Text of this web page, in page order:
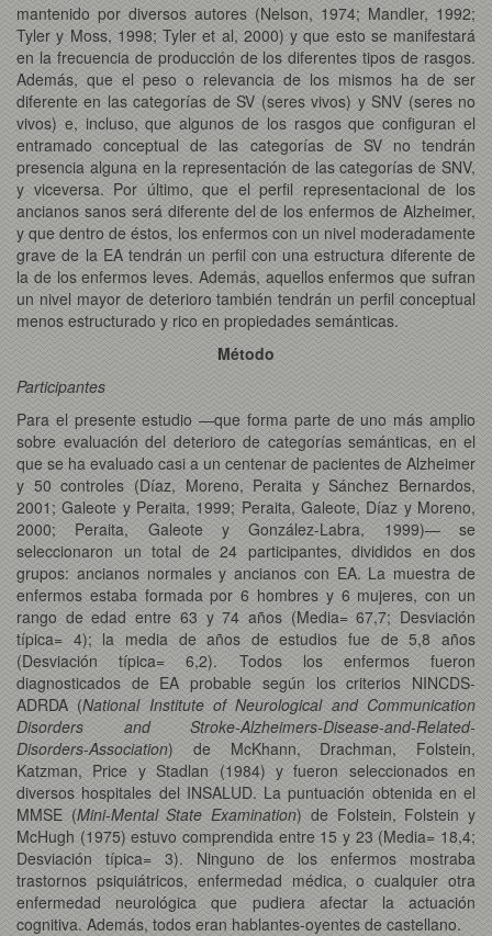
mantenido por diversos autores (Nelson, 1974; Mandler, 1992;
Tyler y Moss, 1998; Tyler et al, 2000) y que esto se manifestará
en la frecuencia de producción de los diferentes tipos de rasgos.
Además, que el peso o relevancia de los mismos ha de ser
diferente en las categorías de SV (seres vivos) y SNV (seres no
vivos) e, incluso, que algunos de los rasgos que configuran el
entramado conceptual de las categorías de SV no tendrán
presencia alguna en la representación de las categorías de SNV,
y viceversa. Por último, que el perfil representacional de los
ancianos sanos será diferente del de los enfermos de Alzheimer,
y que dentro de éstos, los enfermos con un nivel moderadamente
grave de la EA tendrán un perfil con una estructura diferente de
la de los enfermos leves. Además, aquellos enfermos que sufran
un nivel mayor de deterioro también tendrán un perfil conceptual
menos estructurado y rico en propiedades semánticas.
Método
Participantes
Para el presente estudio —que forma parte de uno más amplio
sobre evaluación del deterioro de categorías semánticas, en el
que se ha evaluado casi a un centenar de pacientes de Alzheimer
y 50 controles (Díaz, Moreno, Peraita y Sánchez Bernardos,
2001; Galeote y Peraita, 1999; Peraita, Galeote, Díaz y Moreno,
2000; Peraita, Galeote y González-Labra, 1999)— se
seleccionaron un total de 24 participantes, divididos en dos
grupos: ancianos normales y ancianos con EA. La muestra de
enfermos estaba formada por 6 hombres y 6 mujeres, con un
rango de edad entre 63 y 74 años (Media= 67,7; Desviación
típica= 4); la media de años de estudios fue de 5,8 años
(Desviación típica= 6,2). Todos los enfermos fueron
diagnosticados de EA probable según los criterios NINCDS-
ADRDA (National Institute of Neurological and Communication
Disorders and Stroke-Alzheimers-Disease-and-Related-
Disorders-Association) de McKhann, Drachman, Folstein,
Katzman, Price y Stadlan (1984) y fueron seleccionados en
diversos hospitales del INSALUD. La puntuación obtenida en el
MMSE (Mini-Mental State Examination) de Folstein, Folstein y
McHugh (1975) estuvo comprendida entre 15 y 23 (Media= 18,4;
Desviación típica= 3). Ninguno de los enfermos mostraba
trastornos psiquiátricos, enfermedad médica, o cualquier otra
enfermedad neurológica que pudiera afectar la actuación
cognitiva. Además, todos eran hablantes-oyentes de castellano.